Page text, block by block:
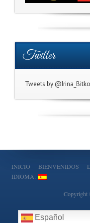
Twitter
Tweets by
INICIO BIENVENIDOS
IDIOMA:
Copyright
Español